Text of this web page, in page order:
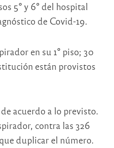
5° y 6° del hospital
de Covid-19.
en su 1° piso; 30
están provistos
acuerdo a lo previsto.
contra las 326
duplicar el número.